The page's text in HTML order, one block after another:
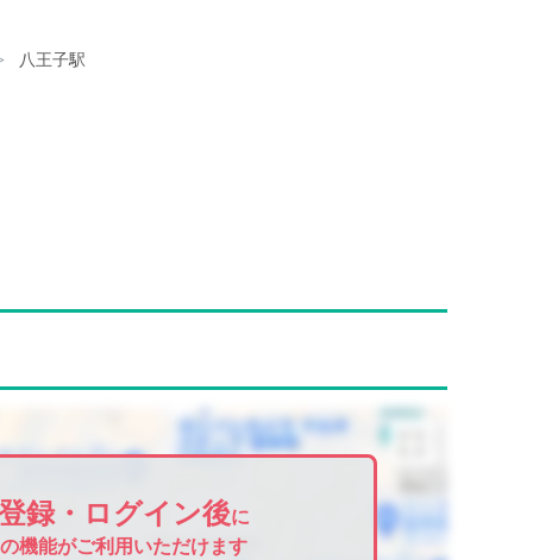
八王子駅
録・ログイン後に
機能がご利用いただけます